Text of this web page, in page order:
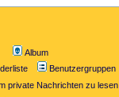
Album
Benutzergruppen
private Nachrichten zu lesen